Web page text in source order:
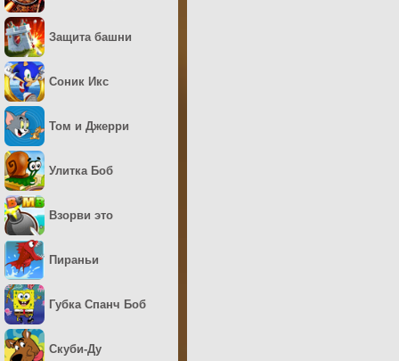
Защита башни
Соник Икс
Том и Джерри
Улитка Боб
Взорви это
Пираньи
Губка Спанч Боб
Скуби-Ду